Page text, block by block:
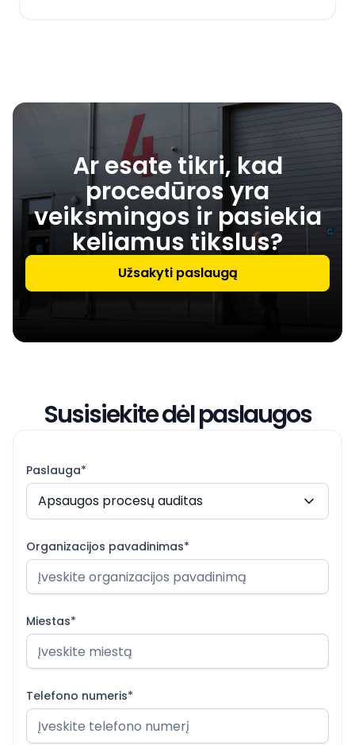
Ar esate tikri, kad
procedūros yra
veiksmingos ir pasiekia
keliamus tikslus?
Užsakyti paslaugą
Susisiekite dėl paslaugos
Paslauga*
Apsaugos procesų auditas
Organizacijos pavadinimas*
Miestas*
Telefono numeris*